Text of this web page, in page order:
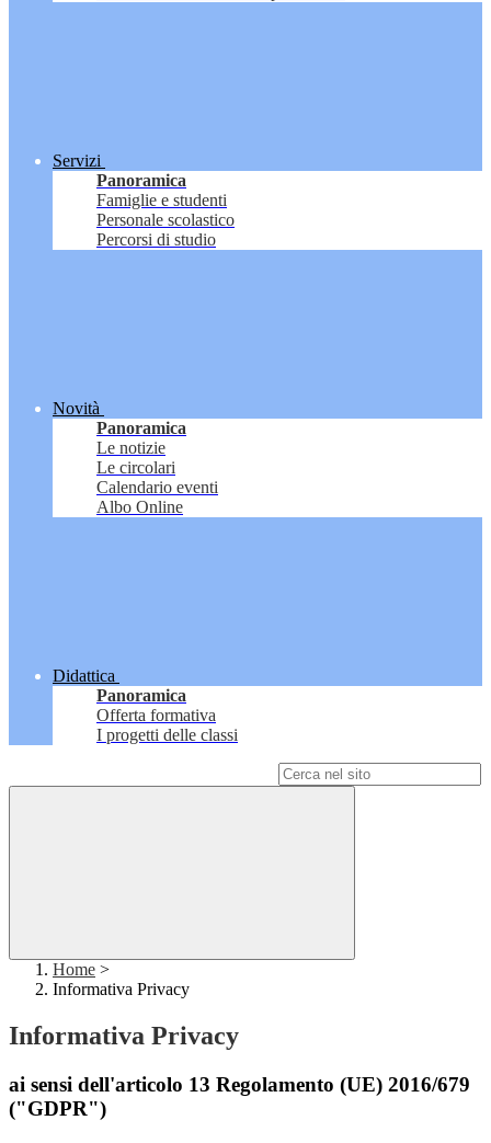
Servizi
Panoramica
Famiglie e studenti
Personale scolastico
Percorsi di studio
Novità
Panoramica
Le notizie
Le circolari
Calendario eventi
Albo Online
Didattica
Panoramica
Offerta formativa
I progetti delle classi
Home >
Informativa Privacy
Informativa Privacy
ai sensi dell'articolo 13 Regolamento (UE) 2016/679
("GDPR")